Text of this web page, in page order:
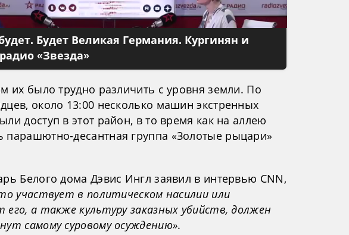
Будет Великая Германия. Кургинян и
«Звезда»
их было трудно различить с уровня земли. По
около 13:00 несколько машин экстренных
доступ в этот район, в то время как на аллею
парашютно-десантная группа «Золотые рыцари»
Белого дома Дэвис Ингл заявил в интервью CNN,
участвует в политическом насилии или
его, а также культуру заказных убийств, должен
самому суровому осуждению».